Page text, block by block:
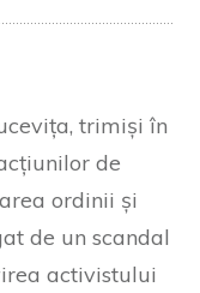
trimiși în
de
ordinii și
de un scandal
activistului